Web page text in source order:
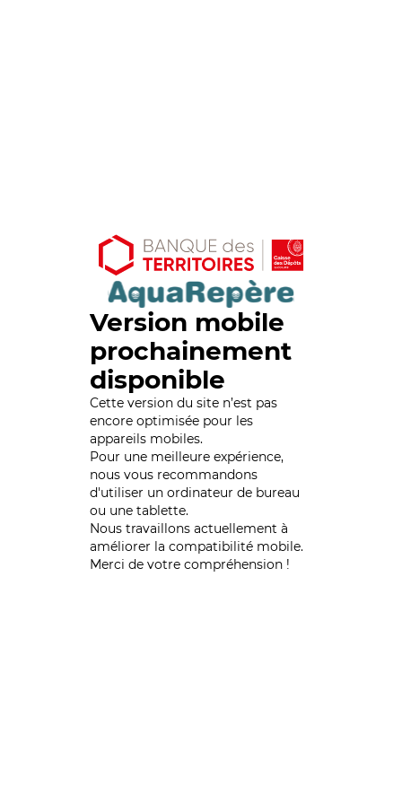
Version mobile
prochainement
disponible
Cette version du site n’est pas
encore optimisée pour les
appareils mobiles.
Pour une meilleure expérience,
nous vous recommandons
d'utiliser un ordinateur de bureau
ou une tablette.
Nous travaillons actuellement à
améliorer la compatibilité mobile.
Merci de votre compréhension !